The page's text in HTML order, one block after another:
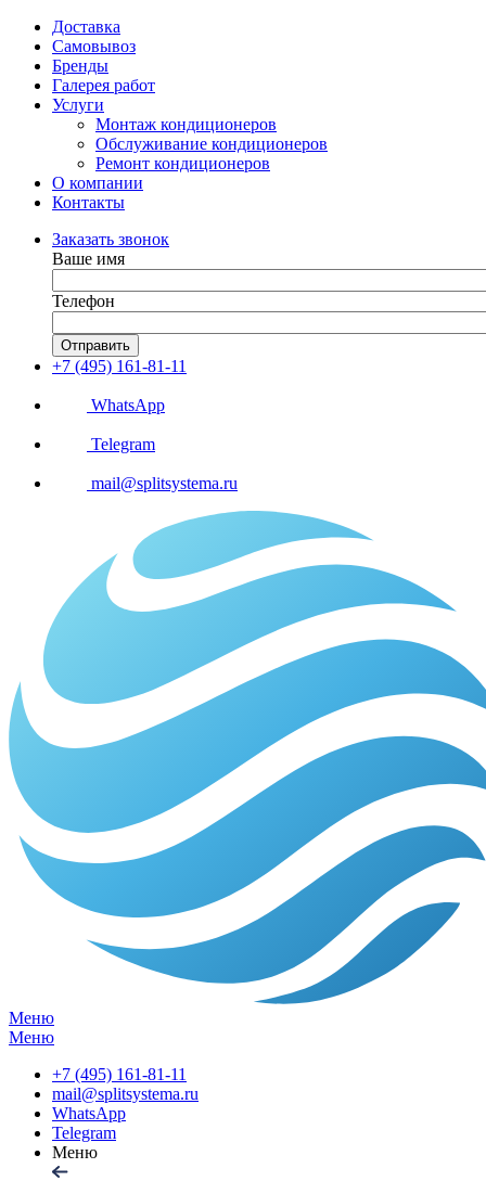
Доставка
Самовывоз
Бренды
Галерея работ
Услуги
Монтаж кондиционеров
Обслуживание кондиционеров
Ремонт кондиционеров
О компании
Контакты
Заказать звонок
Ваше имя
Телефон
Отправить
+7 (495) 161-81-11
WhatsApp
Telegram
mail@splitsystema.ru
Меню
Меню
+7 (495) 161-81-11
mail@splitsystema.ru
WhatsApp
Telegram
Меню